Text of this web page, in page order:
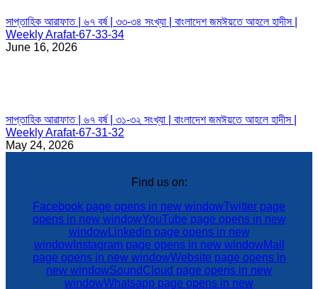
সাপ্তাহিক আরাফাত | ৬৭ বর্ষ | ৩৩-৩৪ সংখ্যা | বাংলাদেশ জমঈয়তে আহলে হাদীস |
Weekly Arafat-67-33-34
June 16, 2026
সাপ্তাহিক আরাফাত | ৬৭ বর্ষ | ৩১-৩২ সংখ্যা | বাংলাদেশ জমঈয়তে আহলে হাদীস |
Weekly Arafat-67-31-32
May 24, 2026
Find us on:
Facebook page opens in new windowTwitter page
opens in new windowYouTube page opens in new
windowLinkedin page opens in new
windowInstagram page opens in new windowMail
page opens in new windowWebsite page opens in
new windowSoundCloud page opens in new
windowWhatsapp page opens in new